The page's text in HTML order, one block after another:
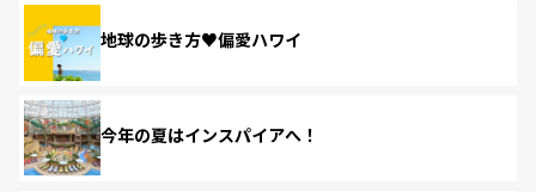
地球の歩き方♥偏愛ハワイ
今年の夏はインスパイアへ！